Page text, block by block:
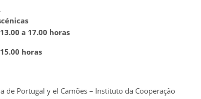
a 17.00 horas
horas
de Portugal y el Camões – Instituto da Cooperação